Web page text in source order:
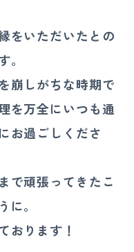
4900
日祝を除く）
せ
をいただいたとの
崩しがちな時期で
を万全にいつも通
お過ごしくださ
で頑張ってきたこ
。
おります！